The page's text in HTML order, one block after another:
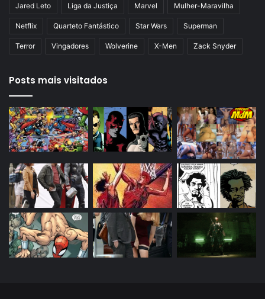
Jared Leto Liga da Justiça Marvel Mulher-Maravilha
Netflix Quarteto Fantástico Star Wars Superman
Terror Vingadores Wolverine X-Men Zack Snyder
Posts mais visitados